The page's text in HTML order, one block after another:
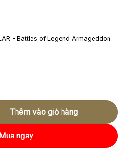
- Battles of Legend Armageddon
- Ultra Rare số lượng
Thêm vào giỏ hàng
Mua ngay